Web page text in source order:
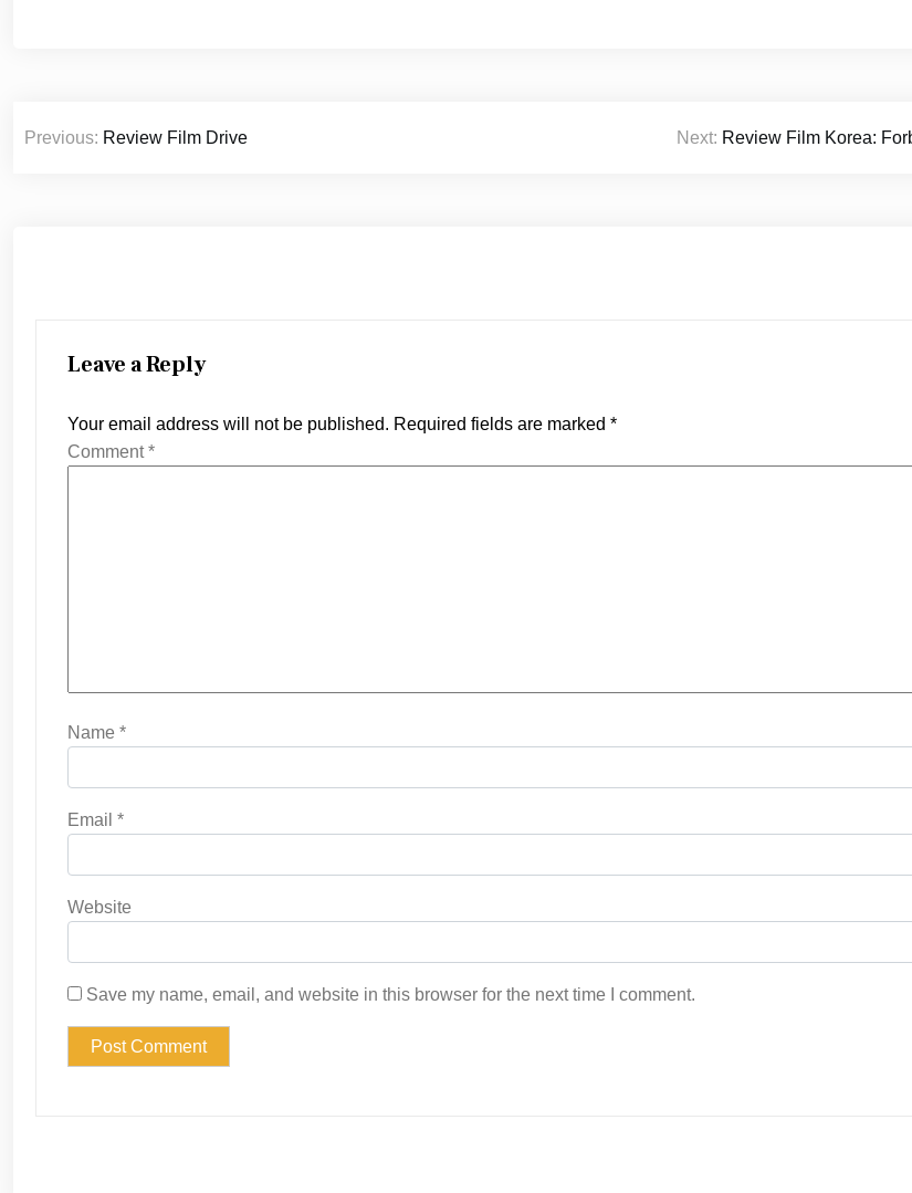
navigation
Previous: Review Film Drive Next: Review Film Korea:
Leave a Reply
Your email address will not be published. Required fields are marked *
Comment*
Name *
Email *
Website
Save my name, email, and website in this browser for the next time I comment.